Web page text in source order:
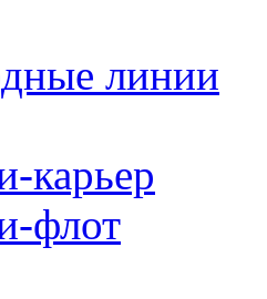
линии
карьер
флот